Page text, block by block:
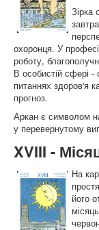
Зірка
охоронця. У
роботу,
В особистій сфері
питаннях здоров'я
прогноз.
Аркан є символом
у перевернутому
XVIII -
На
його